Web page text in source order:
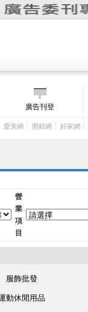
廣告刊登
愛美網 開鎖網 好家網
營
業
項
目
服飾批發
動休閒用品